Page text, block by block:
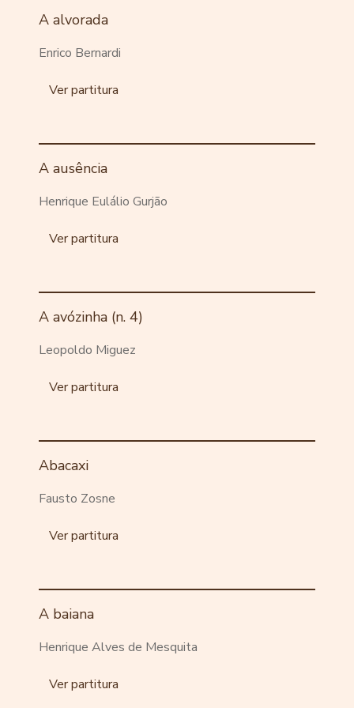
A alvorada
Enrico Bernardi
Ver partitura
A ausência
Henrique Eulálio Gurjão
Ver partitura
A avózinha (n. 4)
Leopoldo Miguez
Ver partitura
Abacaxi
Fausto Zosne
Ver partitura
A baiana
Henrique Alves de Mesquita
Ver partitura